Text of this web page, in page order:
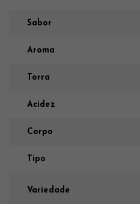
Sabor
Aroma
Torra
Acidez
Corpo
Tipo
Variedade